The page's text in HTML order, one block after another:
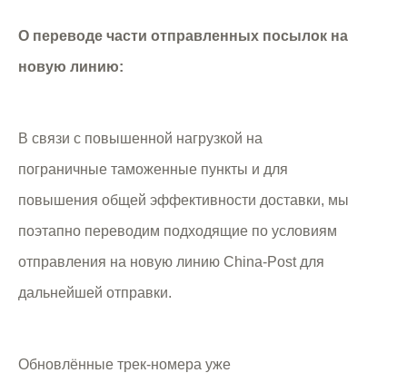
О переводе части отправленных посылок на
новую линию:
В связи с повышенной нагрузкой на
пограничные таможенные пункты и для
повышения общей эффективности доставки, мы
поэтапно переводим подходящие по условиям
отправления на новую линию China-Post для
дальнейшей отправки.
Обновлённые трек-номера уже